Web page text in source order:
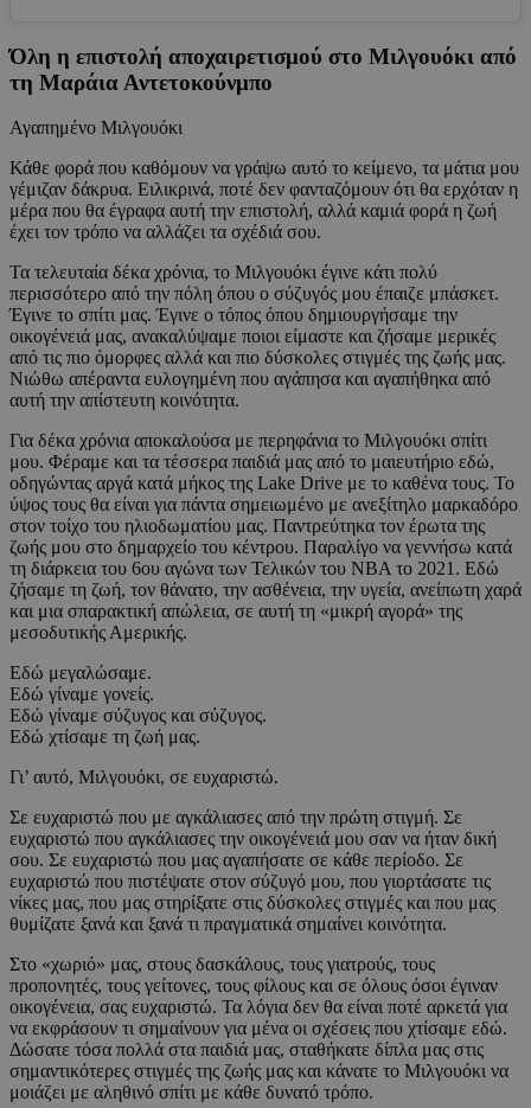
Όλη η επιστολή αποχαιρετισμού στο Μιλγουόκι από
τη Μαράια Αντετοκούνμπο
Αγαπημένο Μιλγουόκι
Κάθε φορά που καθόμουν να γράψω αυτό το κείμενο, τα μάτια μου
γέμιζαν δάκρυα. Ειλικρινά, ποτέ δεν φανταζόμουν ότι θα ερχόταν η
μέρα που θα έγραφα αυτή την επιστολή, αλλά καμιά φορά η ζωή
έχει τον τρόπο να αλλάζει τα σχέδιά σου.
Τα τελευταία δέκα χρόνια, το Μιλγουόκι έγινε κάτι πολύ
περισσότερο από την πόλη όπου ο σύζυγός μου έπαιζε μπάσκετ.
Έγινε το σπίτι μας. Έγινε ο τόπος όπου δημιουργήσαμε την
οικογένειά μας, ανακαλύψαμε ποιοι είμαστε και ζήσαμε μερικές
από τις πιο όμορφες αλλά και πιο δύσκολες στιγμές της ζωής μας.
Νιώθω απέραντα ευλογημένη που αγάπησα και αγαπήθηκα από
αυτή την απίστευτη κοινότητα.
Για δέκα χρόνια αποκαλούσα με περηφάνια το Μιλγουόκι σπίτι
μου. Φέραμε και τα τέσσερα παιδιά μας από το μαιευτήριο εδώ,
οδηγώντας αργά κατά μήκος της Lake Drive με το καθένα τους. Το
ύψος τους θα είναι για πάντα σημειωμένο με ανεξίτηλο μαρκαδόρο
στον τοίχο του ηλιοδωματίου μας. Παντρεύτηκα τον έρωτα της
ζωής μου στο δημαρχείο του κέντρου. Παραλίγο να γεννήσω κατά
τη διάρκεια του 6ου αγώνα των Τελικών του NBA το 2021. Εδώ
ζήσαμε τη ζωή, τον θάνατο, την ασθένεια, την υγεία, ανείπωτη χαρά
και μια σπαρακτική απώλεια, σε αυτή τη «μικρή αγορά» της
μεσοδυτικής Αμερικής.
Εδώ μεγαλώσαμε.
Εδώ γίναμε γονείς.
Εδώ γίναμε σύζυγος και σύζυγος.
Εδώ χτίσαμε τη ζωή μας.
Γι’ αυτό, Μιλγουόκι, σε ευχαριστώ.
Σε ευχαριστώ που με αγκάλιασες από την πρώτη στιγμή. Σε
ευχαριστώ που αγκάλιασες την οικογένειά μου σαν να ήταν δική
σου. Σε ευχαριστώ που μας αγαπήσατε σε κάθε περίοδο. Σε
ευχαριστώ που πιστέψατε στον σύζυγό μου, που γιορτάσατε τις
νίκες μας, που μας στηρίξατε στις δύσκολες στιγμές και που μας
θυμίζατε ξανά και ξανά τι πραγματικά σημαίνει κοινότητα.
Στο «χωριό» μας, στους δασκάλους, τους γιατρούς, τους
προπονητές, τους γείτονες, τους φίλους και σε όλους όσοι έγιναν
οικογένεια, σας ευχαριστώ. Τα λόγια δεν θα είναι ποτέ αρκετά για
να εκφράσουν τι σημαίνουν για μένα οι σχέσεις που χτίσαμε εδώ.
Δώσατε τόσα πολλά στα παιδιά μας, σταθήκατε δίπλα μας στις
σημαντικότερες στιγμές της ζωής μας και κάνατε το Μιλγουόκι να
μοιάζει με αληθινό σπίτι με κάθε δυνατό τρόπο.